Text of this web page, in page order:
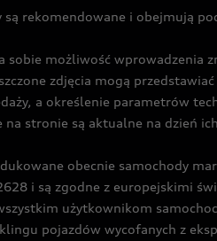
są rekomendowane i obejmują
sobie możliwość wprowadzenia
zdjęcia mogą
a określenie parametrów
na stronie są aktualne na dzień
obecnie samochody
i są zgodne z europejskimi
użytkownikom
pojazdów wycofanych z